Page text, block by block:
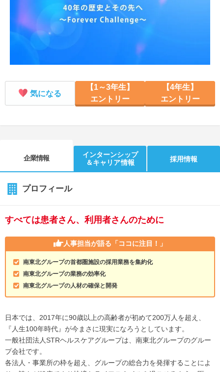
就活時事ニュースを更新 不明点があればこちら
気になる
【1～3年生】
エントリー
【4年生】
エントリー
企業情報
インターンシップ
＆キャリア情報
採用情報
プロフィール
すべては患者さん、利用者さんのために
人事担当が語る 「ココに注目！」
南東北グループの首都圏施設の採用業務を集約化
南東北グループの業務の効率化
南東北グループの人材の確保と開発
日本では、2017年に90歳以上の高齢者が初めて200万人を超え、
『人生100年時代』が今まさに現実になろうとしています。
一般社団法人STRヘルスケアグループは、南東北グループのグルー
プ会社です。
各法人・事業所の枠を超え、グループの総合力を発揮することによ